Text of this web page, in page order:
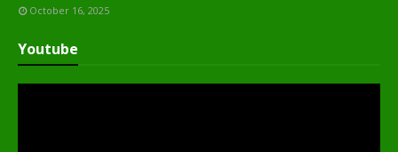
October 16, 2025
Youtube